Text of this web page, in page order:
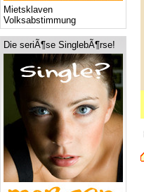
Mietsklaven
Volksabstimmung
Die seriÃ¶se SinglebÃ¶rse!